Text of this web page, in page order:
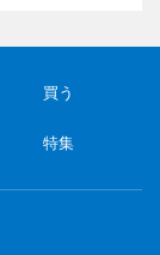
買う
特集